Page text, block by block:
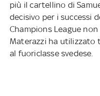
più il cartellino di
decisivo per i successi
Champions League
Materazzi ha
al fuoriclasse svedese.